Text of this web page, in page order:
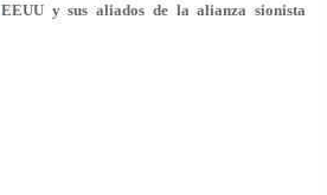
EEUU y sus aliados de la alianza sionista